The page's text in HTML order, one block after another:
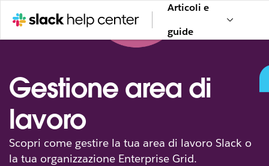
Articoli e
guide
Gestione area di
lavoro
Scopri come gestire la tua area di lavoro Slack o
la tua organizzazione Enterprise Grid.